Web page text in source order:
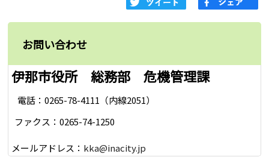
お問い合わせ
伊那市役所 総務部 危機管理課
電話：0265-78-4111（内線2051）
ファクス：0265-74-1250
メールアドレス： kka@inacity.jp